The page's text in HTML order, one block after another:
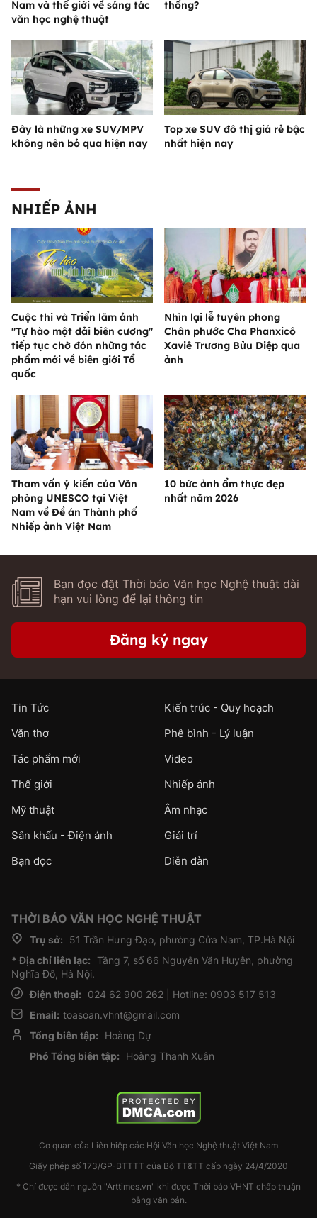
Nam và thế giới về sáng tác
văn học nghệ thuật
thống?
Đây là những xe SUV/MPV
không nên bỏ qua hiện nay
Top xe SUV đô thị giá rẻ bậc
nhất hiện nay
NHIẾP ẢNH
Cuộc thi và Triển lãm ảnh
"Tự hào một dải biên cương"
tiếp tục chờ đón những tác
phẩm mới về biên giới Tổ
quốc
Nhìn lại lễ tuyên phong
Chân phước Cha Phanxicô
Xaviê Trương Bửu Diệp qua
ảnh
Tham vấn ý kiến của Văn
phòng UNESCO tại Việt
Nam về Đề án Thành phố
Nhiếp ảnh Việt Nam
10 bức ảnh ẩm thực đẹp
nhất năm 2026
Bạn đọc đặt Thời báo Văn học Nghệ thuật dài
hạn vui lòng để lại thông tin
Đăng ký ngay
Tin Tức
Kiến trúc - Quy hoạch
Văn thơ
Phê bình - Lý luận
Tác phẩm mới
Video
Thế giới
Nhiếp ảnh
Mỹ thuật
Âm nhạc
Sân khấu - Điện ảnh
Giải trí
Bạn đọc
Diễn đàn
THỜI BÁO VĂN HỌC NGHỆ THUẬT
Trụ sở:
51 Trần Hưng Đạo, phường Cửa Nam, TP.Hà Nội
* Địa chỉ liên lạc: Tầng 7, số 66 Nguyễn Văn Huyên, phường
Nghĩa Đô, Hà Nội.
Điện thoại:
024 62 900 262 | Hotline: 0903 517 513
Email: toasoan.vhnt@gmail.com
Tổng biên tập:
Hoàng Dự
Phó Tổng biên tập:
Hoàng Thanh Xuân
Cơ quan của Liên hiệp các Hội Văn học Nghệ thuật Việt Nam
Giấy phép số 173/GP-BTTTT của Bộ TT&TT cấp ngày 24/4/2020
* Chỉ được dẫn nguồn "Arttimes.vn" khi được Thời báo VHNT chấp thuận
bằng văn bản.